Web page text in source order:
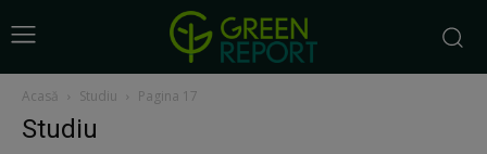
Acasă Studiu Pagina 17
Studiu